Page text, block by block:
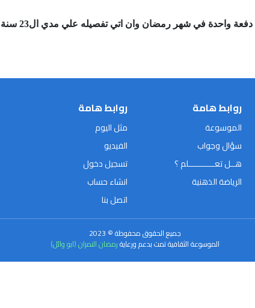
رمضان وان اتي تفصيله علي مدي ال23 سنة التي بلغ الرسالة فيها ظ
روابط هامة
الموسوعة
سؤال وجواب
هــل تعـــــــــــلم ؟
الرياضة الذهنية
روابط هامة
مثل اليوم
الفيديو
تسجيل دخول
انشاء حساب
اتصل بنا
جميع الحقوق محفوظة © 2023
الموسوعة الثقافية تمت بدعم ورعايةرمضان النمران (ابو وائل)